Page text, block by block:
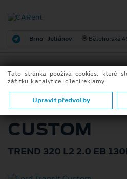
Brno - Juliánov Bělohorská
FORD
CUSTOM
TREND 320 L2 2.0 EB
Tato stránka používá cookies, které
zážitku, k analytice i cílení reklamy.
Upravit předvolby